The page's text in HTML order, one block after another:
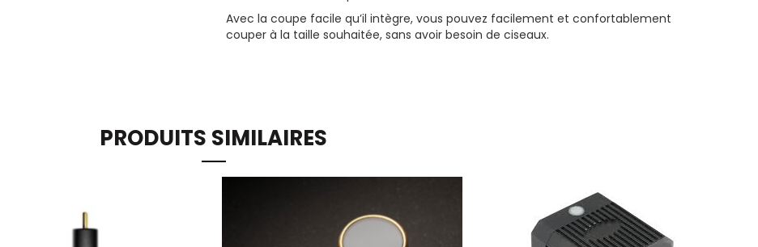
Avec la coupe facile qu’il intègre, vous pouvez facilement et confortablement
couper à la taille souhaitée, sans avoir besoin de ciseaux.
PRODUITS SIMILAIRES